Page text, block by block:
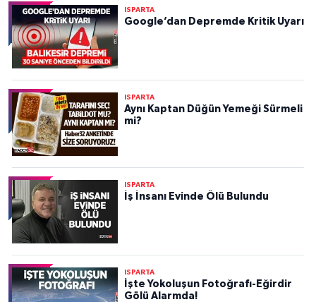
ISPARTA
Google’dan Depremde Kritik Uyarı
ISPARTA
Aynı Kaptan Düğün Yemeği Sürmeli
mi?
ISPARTA
İş İnsanı Evinde Ölü Bulundu
ISPARTA
İşte Yokoluşun Fotoğrafı-Eğirdir
Gölü Alarmda!